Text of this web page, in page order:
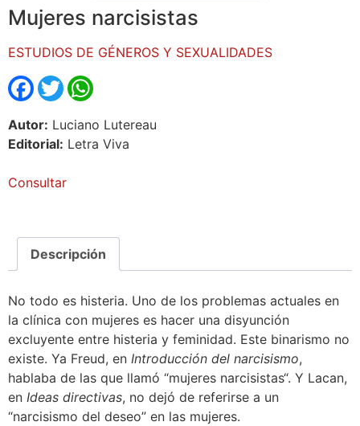
Mujeres narcisistas
ESTUDIOS DE GÉNEROS Y SEXUALIDADES
Facebook
Twitter
Autor: Luciano Lutereau
Editorial: Letra Viva
Consultar
Descripción
No todo es histeria. Uno de los problemas actuales en
la clínica con mujeres es hacer una disyunción
excluyente entre histeria y feminidad. Este binarismo no
existe. Ya Freud, en Introducción del narcisismo,
hablaba de las que llamó “mujeres narcisistas“. Y Lacan,
en Ideas directivas, no dejó de referirse a un
“narcisismo del deseo” en las mujeres.